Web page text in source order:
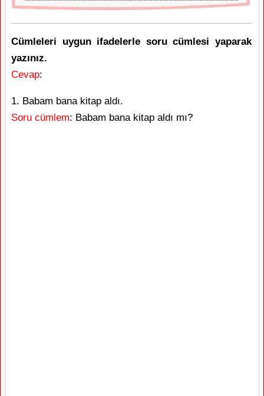
Cümleleri uygun ifadelerle soru cümlesi yaparak
yazınız.
Cevap:
1. Babam bana kitap aldı.
Soru cümlem: Babam bana kitap aldı mı?